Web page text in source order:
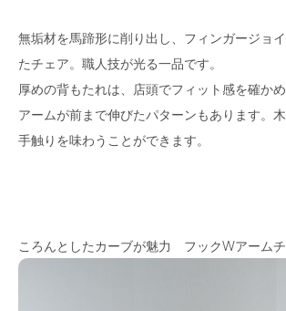
無垢材を馬蹄形に削り出し、フィンガージョ
たチェア。職人技が光る一品です。
厚めの背もたれは、店頭でフィット感を確かめ
アームが前まで伸びたパターンもあります。
手触りを味わうことができます。
ころんとしたカーブが魅力 フックWアーム